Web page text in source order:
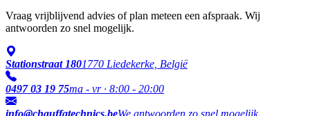
Vraag vrijblijvend advies of plan meteen een afspraak. Wij
antwoorden zo snel mogelijk.
Stationstraat 1801770 Liedekerke, België
0497 03 19 75ma - vr · 8:00 - 20:00